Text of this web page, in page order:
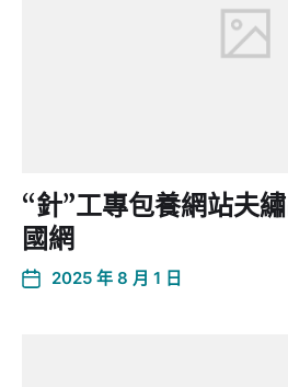
“針”工專包養網站夫
國網
2025 年 8 月 1 日